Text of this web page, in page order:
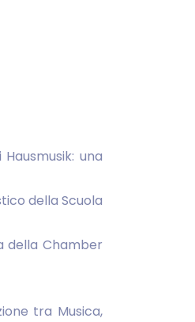
una
della Scuola
della Chamber
tra Musica,